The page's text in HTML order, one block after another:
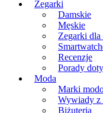
Zegarki
Damskie
Męskie
Zegarki dla
Recenzje
Porady
Moda
Marki
Wywiady z
Biżuteria